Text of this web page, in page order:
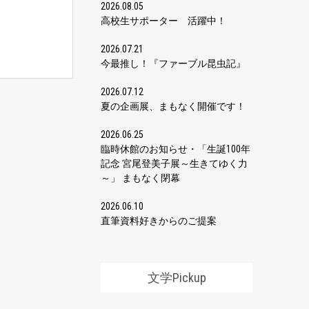
2026.08.05
高校生サポーター 活躍中！
2026.07.21
今最推し！『ファーブル昆虫記』
2026.07.12
夏の企画展、まもなく開催です！
2026.06.25
臨時休館のお知らせ・「生誕100年
記念 宮尾登美子展～生きてゆく力
～」 まもなく閉幕
2026.06.10
直筆資料好きからのご提案
文学Pickup